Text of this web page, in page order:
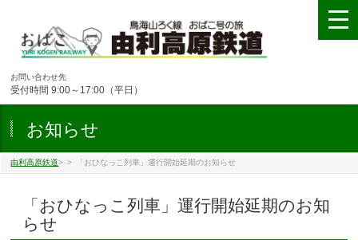
お問い合わせ先
受付時間 9:00～17:00（平日）
お知らせ
由利高原鉄道> > 「おひなっこ列車」運行開始延期のお知らせ
「おひなっこ列車」運行開始延期のお知
らせ